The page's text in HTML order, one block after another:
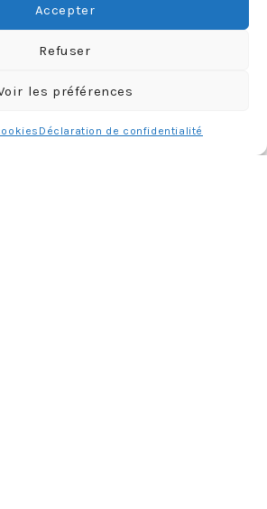
Accepter
Refuser
les préférences
Déclaration de confidentialité